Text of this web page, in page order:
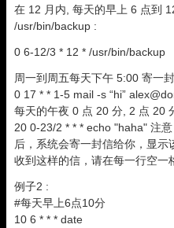
在 12 月内, 每天的早上 6 点到
/usr/bin/backup :
0 6-12/3 * 12 * /usr/bin/backup
周一到周五每天下午 5:00 寄一
0 17 * * 1-5 mail -s “hi”
每天的午夜 0 点 20 分, 2 点 20
20 0-23/2 * * * echo "haha" 注
后，系统会寄一封信给你，显
收到这样的信，请在每一行空
例子2 :
#每天早上6点10分
10 6 * * * date